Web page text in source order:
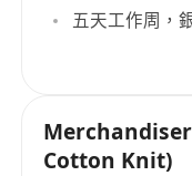
五天工作周，
Cotton Knit)